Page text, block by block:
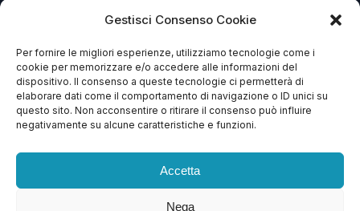
Gestisci Consenso Cookie
Per fornire le migliori esperienze, utilizziamo tecnologie come i
cookie per memorizzare e/o accedere alle informazioni del
dispositivo. Il consenso a queste tecnologie ci permetterà di
elaborare dati come il comportamento di navigazione o ID unici su
questo sito. Non acconsentire o ritirare il consenso può influire
negativamente su alcune caratteristiche e funzioni.
Accetta
Nega
PEC: gtechgroup@pec.it
Privacy Policy
Cookie Policy
Termini e Condizioni